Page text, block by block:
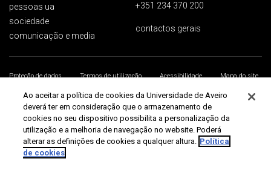
pessoas ua
sociedade
comunicação e media
+351 234 370 200
contactos gerais
Proteção de dados Termos de utilização Acessibilidade
Mapa do site
Universidade de Aveiro 2026
Ao aceitar a política de cookies da Universidade de Aveiro
deverá ter em consideração que o armazenamento de
cookies no seu dispositivo possibilita a personalização da
utilização e a melhoria de navegação no website. Poderá
alterar as definições de cookies a qualquer altura. Política
de cookies